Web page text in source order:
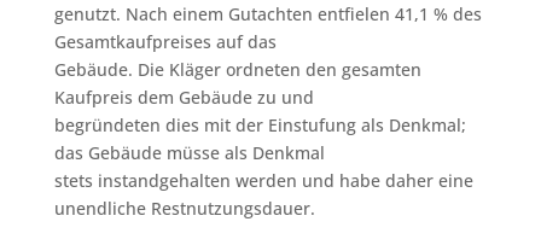
genutzt. Nach einem Gutachten entfielen 41,1 % des
Gesamtkaufpreises auf das
Gebäude. Die Kläger ordneten den gesamten
Kaufpreis dem Gebäude zu und
begründeten dies mit der Einstufung als Denkmal;
das Gebäude müsse als Denkmal
stets instandgehalten werden und habe daher eine
unendliche Restnutzungsdauer.